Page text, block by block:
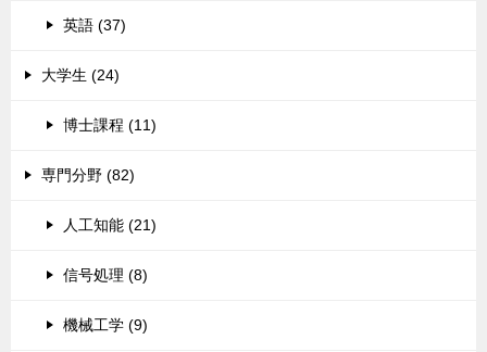
英語 (37)
大学生 (24)
博士課程 (11)
専門分野 (82)
人工知能 (21)
信号処理 (8)
機械工学 (9)